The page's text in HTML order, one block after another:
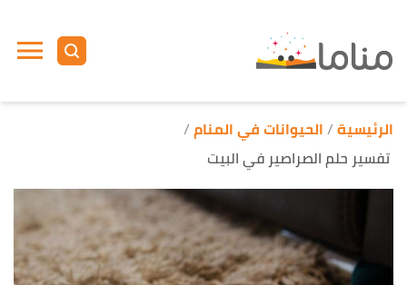
الرئيسية الحيوانات في المنام
تفسير حلم الصراصير في البيت